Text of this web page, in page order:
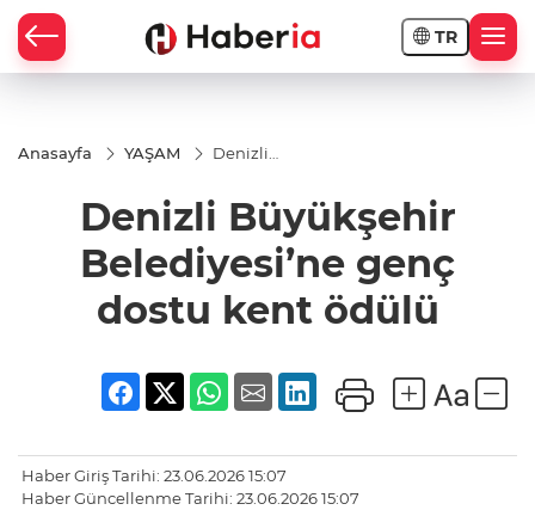
TR
Anasayfa YAŞAM
Denizli
genç dostu
kent ödülü
Denizli Büyükşehir
Belediyesi’ne genç
dostu kent ödülü
Haber Giriş Tarihi: 23.06.2026 15:07
Haber Güncellenme Tarihi: 23.06.2026 15:07